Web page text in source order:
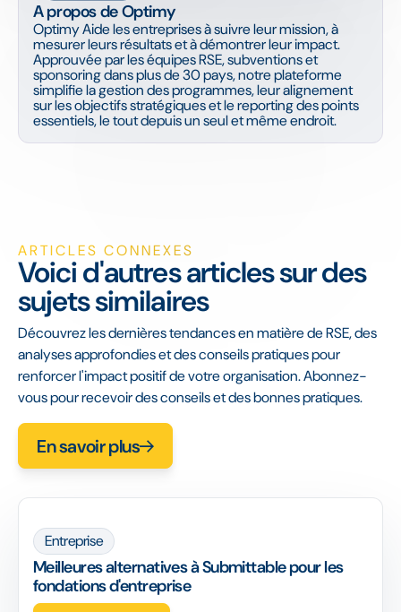
A propos de Optimy
Optimy Aide les entreprises à suivre leur mission, à
mesurer leurs résultats et à démontrer leur impact.
Approuvée par les équipes RSE, subventions et
sponsoring dans plus de 30 pays, notre plateforme
simplifie la gestion des programmes, leur alignement
sur les objectifs stratégiques et le reporting des points
essentiels, le tout depuis un seul et même endroit.
ARTICLES CONNEXES
Voici d'autres articles sur des
sujets similaires
Découvrez les dernières tendances en matière de RSE, des
analyses approfondies et des conseils pratiques pour
renforcer l'impact positif de votre organisation. Abonnez-
vous pour recevoir des conseils et des bonnes pratiques.
En savoir plus
Entreprise
Meilleures alternatives à Submittable pour les
fondations d'entreprise